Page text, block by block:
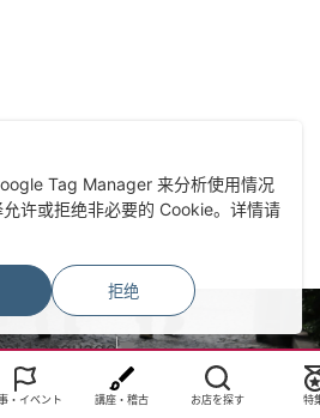
Language▼
・イベント 講座・稽古 お店を探す 特
Tag Manager 来分析使用情况
许或拒绝非必要的 Cookie。详情请
拒绝